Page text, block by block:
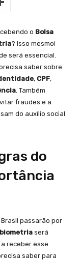
o Bolsa
? Isso mesmo!
será essencial.
saber sobre
, CPF,
. Também
fraudes e a
do auxílio social
do
passarão por
biometria será
receber esse
saber para